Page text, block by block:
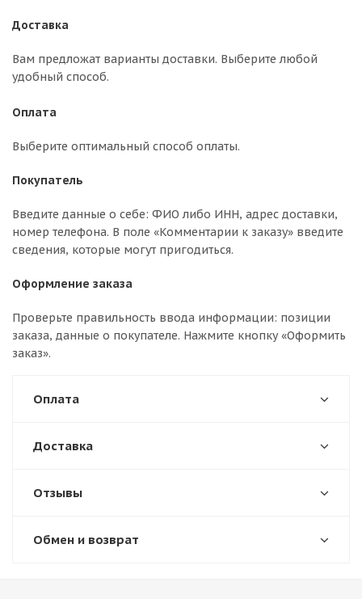
Доставка
Вам предложат варианты доставки. Выберите любой
удобный способ.
Оплата
Выберите оптимальный способ оплаты.
Покупатель
Введите данные о себе: ФИО либо ИНН, адрес доставки,
номер телефона. В поле «Комментарии к заказу» введите
сведения, которые могут пригодиться.
Оформление заказа
Проверьте правильность ввода информации: позиции
заказа, данные о покупателе. Нажмите кнопку «Оформить
заказ».
Оплата
Доставка
Отзывы
Обмен и возврат